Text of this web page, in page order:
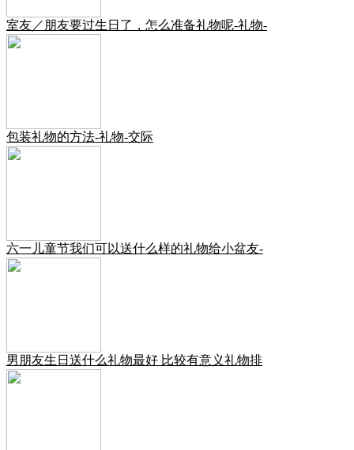
室友／朋友要过生日了，怎么准备礼物呢-礼物-
包装礼物的方法-礼物-交际
六一儿童节我们可以送什么样的礼物给小盆友-
男朋友生日送什么礼物最好 比较有意义礼物排